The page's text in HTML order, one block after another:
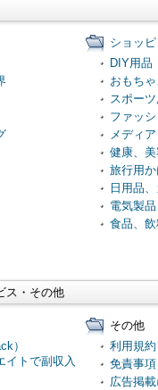
ショッ
DIY用品
おもち
スポー
ファッ
メディア
健康、
旅行用
日用品
電気製品
食品、
ス・その他
）
イトで副収入
その他
利用規約
免責事項
広告掲